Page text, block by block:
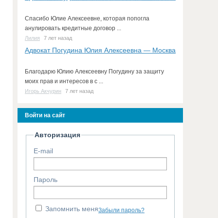
Спасибо Юлие Алексеевне, которая попогла
анулировать кредитные договор ...
Лилия 7 лет назад
Адвокат Погудина Юлия Алексеевна — Москва
Благодарю Юлию Алексеевну Погудину за защиту
моих прав и интересов в с ...
Игорь Акчурин 7 лет назад
Войти на сайт
Авторизация
E-mail
Пароль
Запомнить меняЗабыли пароль?